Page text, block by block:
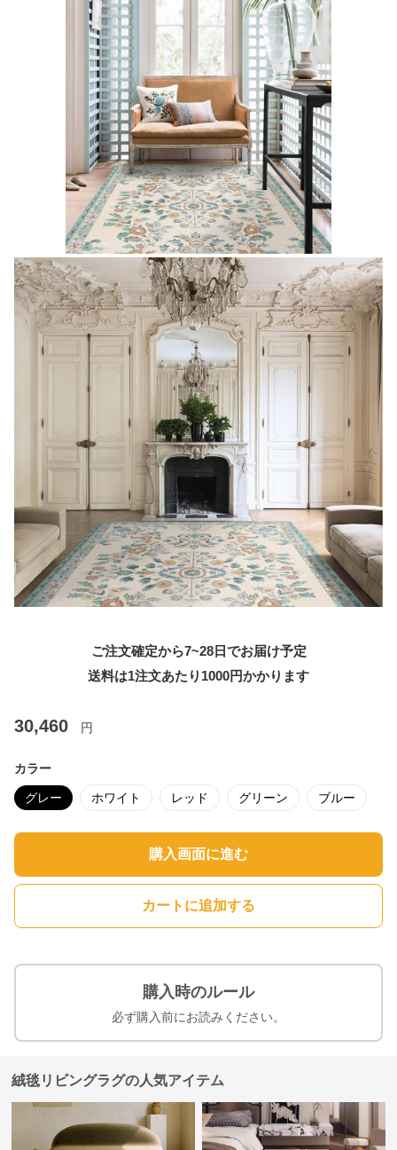
ご注文確定から7~28日でお届け予定
送料は1注文あたり 1000円かかります
30,460 円
カラー
グレー ホワイト レッド グリーン ブルー
購入画面に進む
カートに追加する
購入時のルール
必ず購入前にお読みください。
絨毯リビングラグの人気アイテム